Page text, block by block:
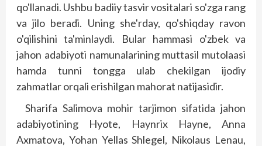
qo'llanadi. Ushbu badiiy tasvir vositalari so'zga rang
va jilo beradi. Uning she'rday, qo'shiqday ravon
o'qilishini ta'minlaydi. Bular hammasi o'zbek va
jahon adabiyoti namunalarining muttasil mutolaasi
hamda tunni tongga ulab chekilgan ijodiy
zahmatlar orqali erishilgan mahorat natijasidir.
Sharifa Salimova mohir tarjimon sifatida jahon
adabiyotining Hyote, Haynrix Hayne, Anna
Axmatova, Yohan Yellas Shlegel, Nikolaus Lenau,